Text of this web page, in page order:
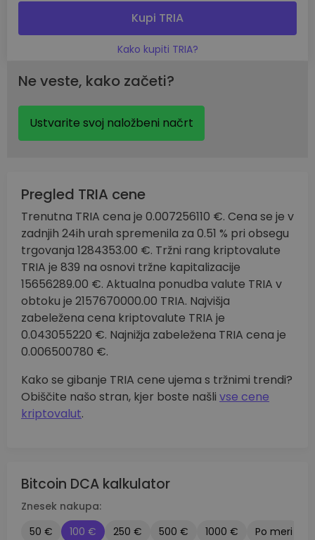
Kupi TRIA
Kako kupiti TRIA?
Ne veste, kako začeti?
Ustvarite svoj naložbeni načrt
Pregled TRIA cene
Trenutna TRIA cena je 0.007256110 €. Cena se je v
zadnjih 24ih urah spremenila za 0.51 % pri obsegu
trgovanja 1284353.00 €. Tržni rang kriptovalute
TRIA je 839 na osnovi tržne kapitalizacije
15656289.00 €. Aktualna ponudba valute TRIA v
obtoku je 2157670000.00 TRIA. Najvišja
zabeležena cena kriptovalute TRIA je
0.043055220 €. Najnižja zabeležena TRIA cena je
0.006500780 €.
Kako se gibanje TRIA cene ujema s tržnimi trendi?
Obiščite našo stran, kjer boste našli vse cene
kriptovalut.
Bitcoin DCA kalkulator
Znesek nakupa:
50 €
100 € 250 € 500 € 1000 €
Po meri